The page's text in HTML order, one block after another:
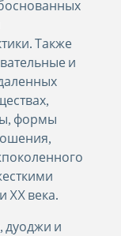
Также
и
формы
века.
дуоджи и